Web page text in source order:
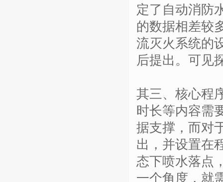
定了自动消防
的数据相差较
流灭火系统的
后提出。可见
其三、核心程
时长等内容需
据支撑，而对
出，并设置在
态下喷水落点
一个角度，就